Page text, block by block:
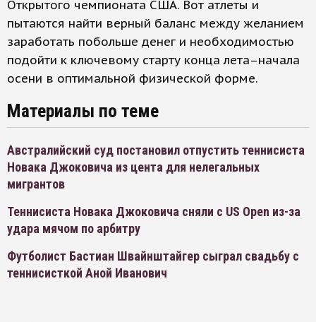
Открытого чемпионата США. Вот атлеты и
пытаются найти верный баланс между желанием
заработать побольше денег и необходимостью
подойти к ключевому старту конца лета–начала
осени в оптимальной физической форме.
Материалы по теме
Австралийский суд постановил отпустить теннисиста
Новака Джоковича из цента для нелегальных
мигрантов
Теннисиста Новака Джоковича сняли с US Open из-за
удара мячом по арбитру
Футболист Бастиан Швайнштайгер сыграл свадьбу с
теннисисткой Аной Иванович